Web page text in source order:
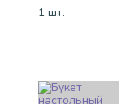
1 шт.